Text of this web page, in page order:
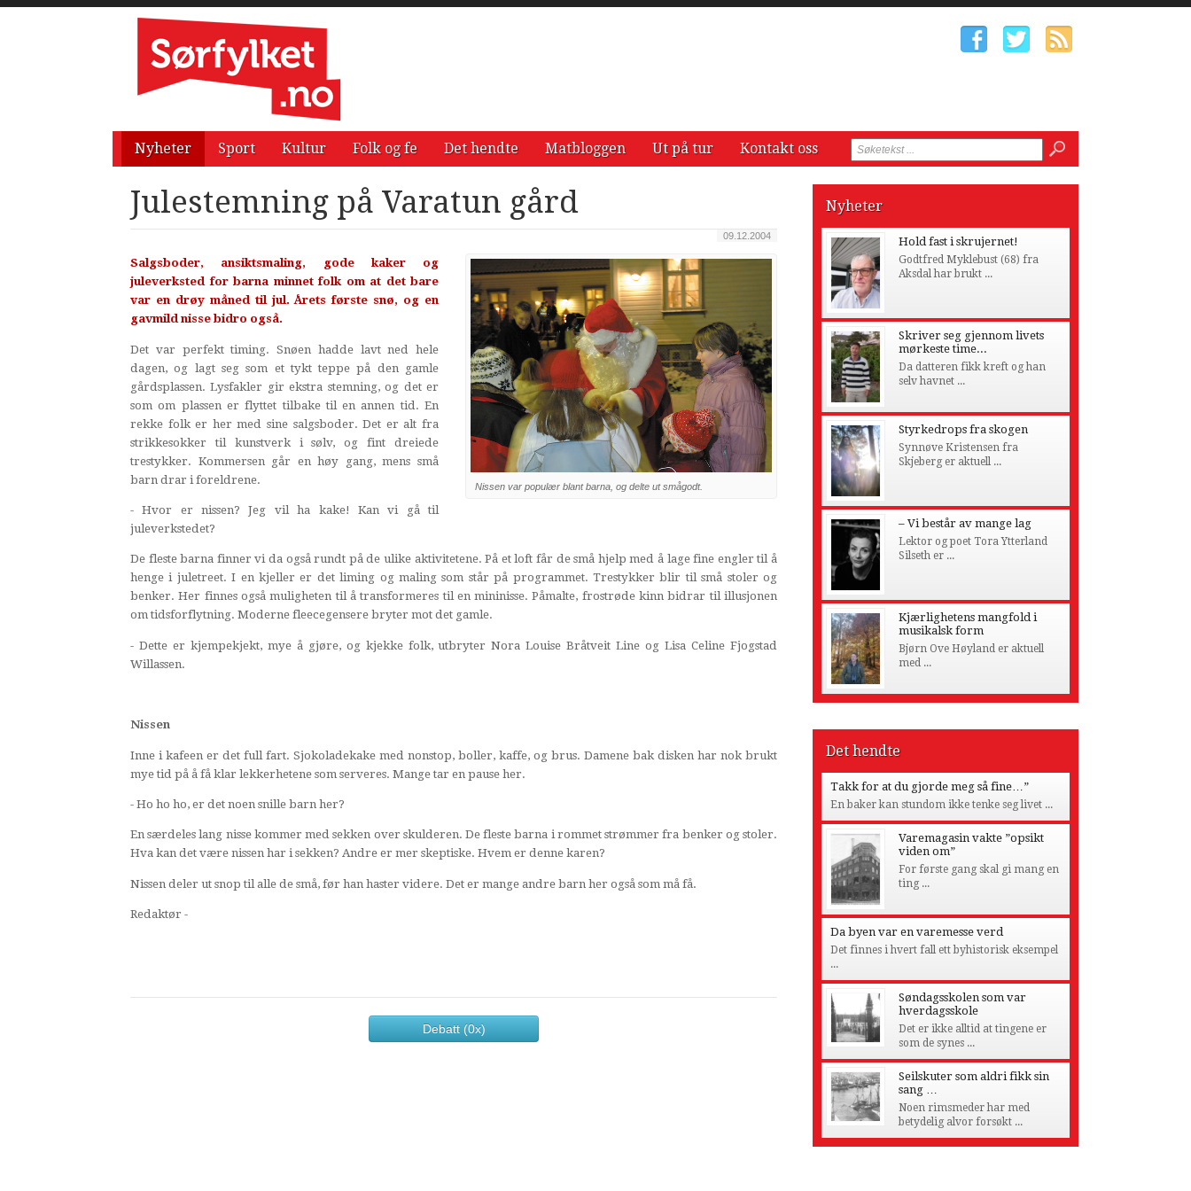
Nyheter Sport Kultur Folk og fe Det hendte Matbloggen Ut på tur Kontakt oss
Julestemning på Varatun gård
09.12.2004
Nissen var populær blant barna, og delte ut smågodt.
Salgsboder, ansiktsmaling, gode kaker og
juleverksted for barna minnet folk om at det bare
var en drøy måned til jul. Årets første snø, og en
gavmild nisse bidro også.
Det var perfekt timing. Snøen hadde lavt ned hele
dagen, og lagt seg som et tykt teppe på den gamle
gårdsplassen. Lysfakler gir ekstra stemning, og det er
som om plassen er flyttet tilbake til en annen tid. En
rekke folk er her med sine salgsboder. Det er alt fra
strikkesokker til kunstverk i sølv, og fint dreiede
trestykker. Kommersen går en høy gang, mens små
barn drar i foreldrene.
- Hvor er nissen? Jeg vil ha kake! Kan vi gå til
juleverkstedet?
De fleste barna finner vi da også rundt på de ulike aktivitetene. På et loft får de små hjelp med å lage fine engler til å
henge i juletreet. I en kjeller er det liming og maling som står på programmet. Trestykker blir til små stoler og
benker. Her finnes også muligheten til å transformeres til en mininisse. Påmalte, frostrøde kinn bidrar til illusjonen
om tidsforflytning. Moderne fleecegensere bryter mot det gamle.
- Dette er kjempekjekt, mye å gjøre, og kjekke folk, utbryter Nora Louise Bråtveit Line og Lisa Celine Fjogstad
Willassen.
Nissen
Inne i kafeen er det full fart. Sjokoladekake med nonstop, boller, kaffe, og brus. Damene bak disken har nok brukt
mye tid på å få klar lekkerhetene som serveres. Mange tar en pause her.
- Ho ho ho, er det noen snille barn her?
En særdeles lang nisse kommer med sekken over skulderen. De fleste barna i rommet strømmer fra benker og stoler.
Hva kan det være nissen har i sekken? Andre er mer skeptiske. Hvem er denne karen?
Nissen deler ut snop til alle de små, før han haster videre. Det er mange andre barn her også som må få.
Redaktør -
Debatt (0x)
Nyheter
Hold fast i skrujernet!
Godtfred Myklebust (68) fra
Aksdal har brukt ...
Skriver seg gjennom livets
mørkeste time...
Da datteren fikk kreft og han
selv havnet ...
Styrkedrops fra skogen
Synnøve Kristensen fra
Skjeberg er aktuell ...
– Vi består av mange lag
Lektor og poet Tora Ytterland
Silseth er ...
Kjærlighetens mangfold i
musikalsk form
Bjørn Ove Høyland er aktuell
med ...
Det hendte
Takk for at du gjorde meg så fine…”
En baker kan stundom ikke tenke seg livet ...
Varemagasin vakte ”opsikt
viden om”
For første gang skal gi mang en
ting ...
Da byen var en varemesse verd
Det finnes i hvert fall ett byhistorisk eksempel
...
Søndagsskolen som var
hverdagsskole
Det er ikke alltid at tingene er
som de synes ...
Seilskuter som aldri fikk sin
sang …
Noen rimsmeder har med
betydelig alvor forsøkt ...